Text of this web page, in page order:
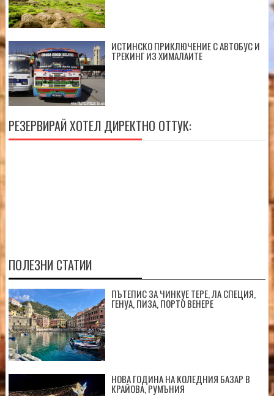
ИСТИНСКО ПРИКЛЮЧЕНИЕ С АВТОБУС И
ТРЕКИНГ ИЗ ХИМАЛАИТЕ
РЕЗЕРВИРАЙ ХОТЕЛ ДИРЕКТНО ОТТУК:
ПОЛЕЗНИ СТАТИИ
ПЪТЕПИС ЗА ЧИНКУЕ ТЕРЕ, ЛА СПЕЦИЯ,
ГЕНУА, ПИЗА, ПОРТО ВЕНЕРЕ
НОВА ГОДИНА НА КОЛЕДНИЯ БАЗАР В
КРАЙОВА, РУМЪНИЯ